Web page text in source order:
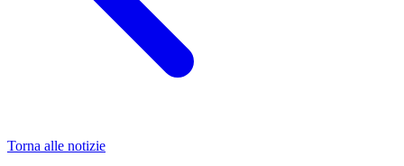
Torna alle notizie